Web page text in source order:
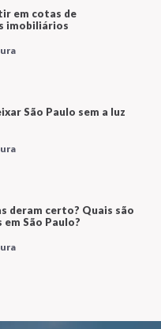
em cotas de
imobiliários
São Paulo sem a luz
deram certo? Quais são
São Paulo?